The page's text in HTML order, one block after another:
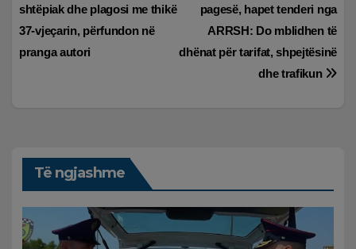
te
postimet
pagesë, hapet tenderi nga
ARRSH: Do mblidhen të
dhënat për tarifat, shpejtësinë
dhe trafikun
shtëpiak dhe plagosi me thikë
37-vjeçarin, përfundon në
pranga autori
Të ngjashme